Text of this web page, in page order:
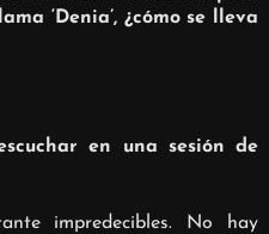
‘Denia’, ¿cómo se lleva
en una sesión de
impredecibles. No hay